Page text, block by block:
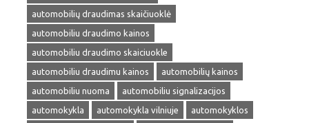
automobilių draudimas skaičiuoklė
automobiliu draudimo kainos
automobiliu draudimo skaiciuokle
automobiliu draudimu kainos
automobilių kainos
automobiliu nuoma
automobiliu signalizacijos
automokykla
automokykla vilniuje
automokyklos